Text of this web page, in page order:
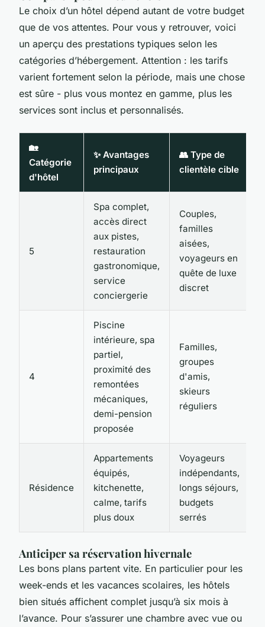
Le choix d’un hôtel dépend autant de votre budget
que de vos attentes. Pour vous y retrouver, voici
un aperçu des prestations typiques selon les
catégories d’hébergement. Attention : les tarifs
varient fortement selon la période, mais une chose
est sûre - plus vous montez en gamme, plus les
services sont inclus et personnalisés.
🏡
Catégorie
d'hôtel
✨ Avantages
principaux
👥 Type de
clientèle cible
5
Spa complet,
accès direct
aux pistes,
restauration
gastronomique,
service
conciergerie
Couples,
familles
aisées,
voyageurs en
quête de luxe
discret
4
Piscine
intérieure, spa
partiel,
proximité des
remontées
mécaniques,
demi-pension
proposée
Familles,
groupes
d'amis,
skieurs
réguliers
Résidence
Appartements
équipés,
kitchenette,
calme, tarifs
plus doux
Voyageurs
indépendants,
longs séjours,
budgets
serrés
Anticiper sa réservation hivernale
Les bons plans partent vite. En particulier pour les
week-ends et les vacances scolaires, les hôtels
bien situés affichent complet jusqu’à six mois à
l’avance. Pour s’assurer une chambre avec vue ou